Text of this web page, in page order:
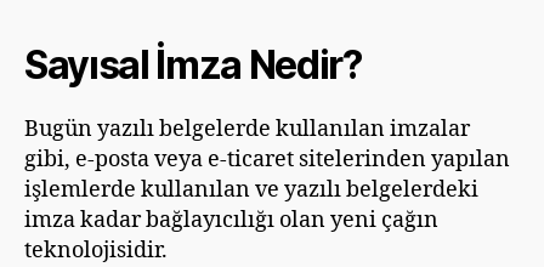
Sayısal İmza Nedir?
Bugün yazılı belgelerde kullanılan imzalar
gibi, e-posta veya e-ticaret sitelerinden yapılan
işlemlerde kullanılan ve yazılı belgelerdeki
imza kadar bağlayıcılığı olan yeni çağın
teknolojisidir.